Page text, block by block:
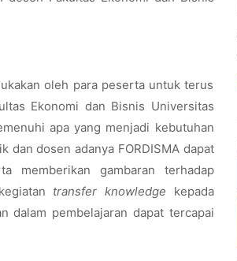
oleh para peserta untuk terus
Ekonomi dan Bisnis Universitas
apa yang menjadi kebutuhan
dosen adanya FORDISMA dapat
memberikan gambaran terhadap
transfer knowledge kepada
dalam pembelajaran dapat tercapai